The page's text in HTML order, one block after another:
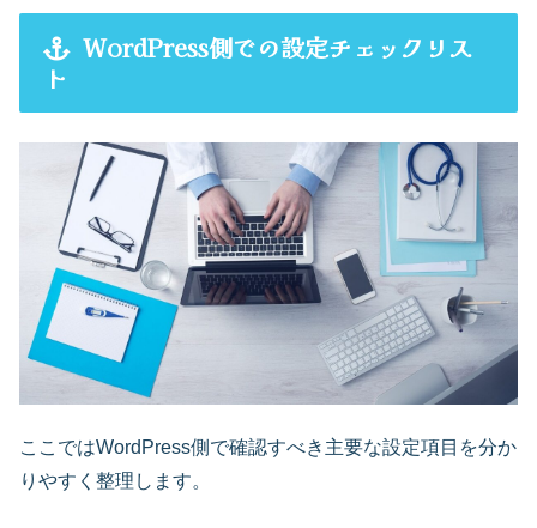
WordPress側での設定チェックリス
ト
ここではWordPress側で確認すべき主要な設定項目を分か
りやすく整理します。